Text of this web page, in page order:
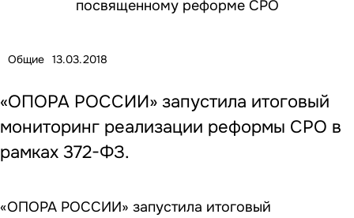
Общие 13.03.2018
«ОПОРА РОССИИ» запустила итоговый
мониторинг реализации реформы СРО в
рамках 372-ФЗ.
«ОПОРА РОССИИ» запустила итоговый